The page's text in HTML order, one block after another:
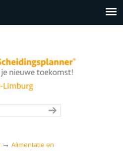
→ Alimentatie en